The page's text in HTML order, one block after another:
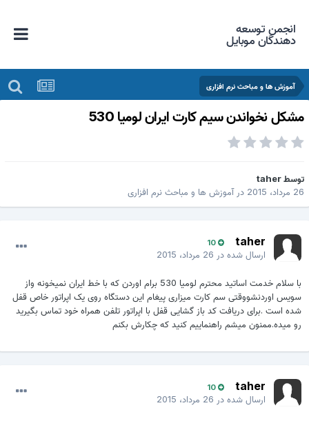
انجمن توسعه
دهندگان موبایل
آموزش ها و مباحث نرم افزاری
نخواندن سیم کارت ایران لومیا 530
taher
2015
درآموزش ها و مباحث نرم افزاری
taher
10
ارسال شده در26 مرداد، 2015
با سلام خدمت اساتید محترم لومیا 530 برام اوردن که با خط ایران نمیخونه واز
سویس اوردنشووقتی سم کارت میزاری پیغام این دستگاه روی یک اپراتور خاص قفل
شده است .برای دریافت کد باز گشایی قفل با اپراتور تلفن همراه خود تماس بگیرید
رو میده.ممنون میشم راهنماییم کنید که چکارش بکنم
taher
10
ارسال شده در26 مرداد، 2015